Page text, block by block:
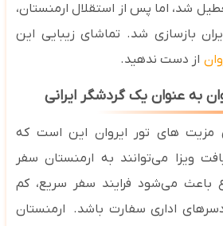
شد، اما پس از استقلال ارمنستان،
بازسازی شد. تماشای زیبایی این
از دست ندهید.
به عنوان یک گردشگر ایرانی
مزیت‌ های تور ایروان این است که
ویزا می‌توانند به ارمنستان سفر
باعث می‌شود فرایند سفر سریع، کم‌
اداری سفارت باشد. ارمنستان